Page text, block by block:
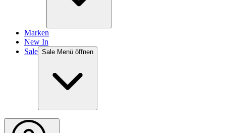
Marken
New In
Sale Sale Menü öffnen